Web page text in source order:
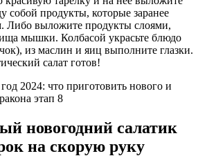
собой продукты, которые заранее
Либо выложите продукты слоями,
мышки. Колбасой украсьте блюдо
из маслин и яиц выполните глазки.
салат готов!
новогодний салатик
на скорую руку